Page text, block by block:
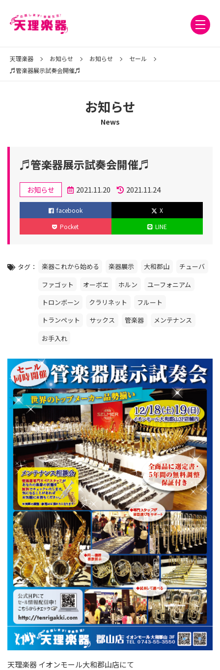
天理楽器 お知らせ お知らせ
セール
♬管楽器展示試奏会開催♬
お知らせ
News
♬管楽器展示試奏会開催♬
テ
ゴ
お知らせ
投
稿
2021.11.20
更
新
2021.11.24
facebook
X
Pocket
LINE
タグ 楽器これから始める 楽器展示 大和郡山
チューバ
ファゴット
オーボエ ホルン
ユーフォニアム
トロンボーン
クラリネット
フルート
トランペット
サックス 管楽器
メンテナンス
お手入れ
天理楽器 イオンモール大和郡山店にて